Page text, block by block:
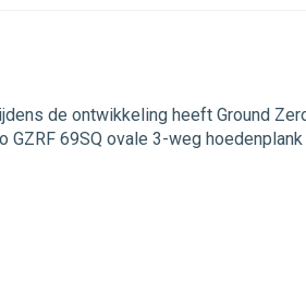
de ontwikkeling heeft Ground
69SQ ovale 3-weg